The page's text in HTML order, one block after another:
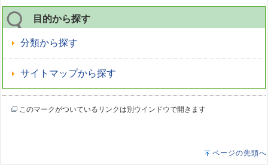
目的から探す
分類から探す
サイトマップから探す
このマークがついているリンクは別ウインドウで開きます
ページの先頭へ